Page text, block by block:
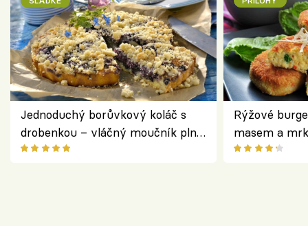
Jednoduchý borůvkový koláč s
drobenkou – vláčný moučník plný
ovoce
Rýžové
masem a
salátem –